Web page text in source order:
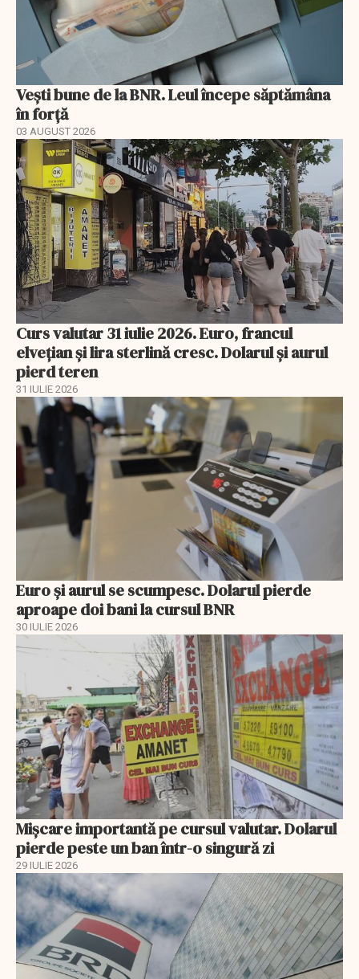
Vești bune de la BNR. Leul începe săptămâna
în forță
03 AUGUST 2026
Curs valutar 31 iulie 2026. Euro, francul
elvețian și lira sterlină cresc. Dolarul și aurul
pierd teren
31 IULIE 2026
Euro și aurul se scumpesc. Dolarul pierde
aproape doi bani la cursul BNR
30 IULIE 2026
Mișcare importantă pe cursul valutar. Dolarul
pierde peste un ban într-o singură zi
29 IULIE 2026